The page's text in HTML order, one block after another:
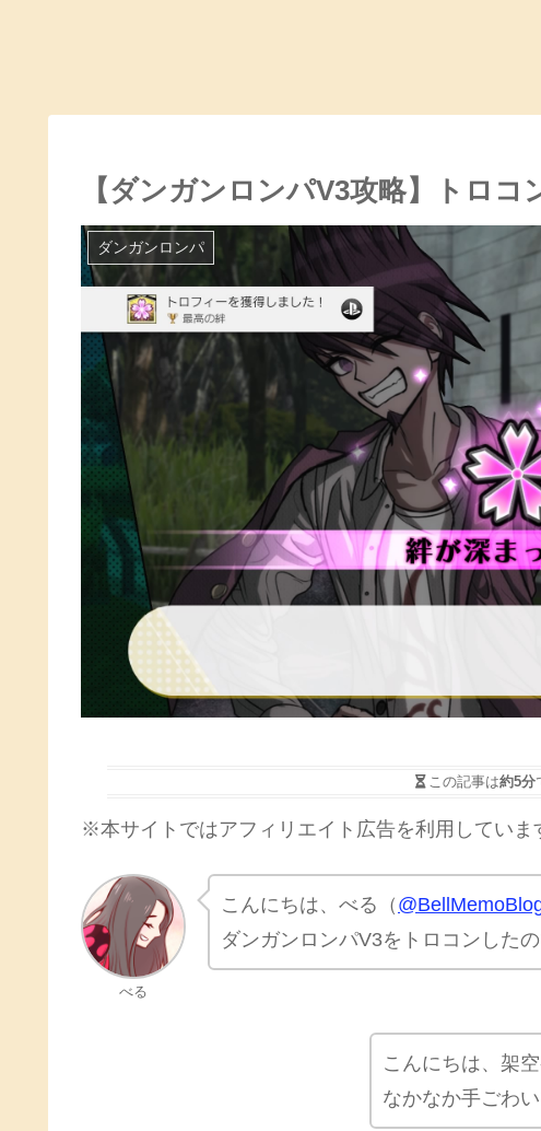
【ダンガンロンパV3攻略】トロ
ダンガンロンパ
この記事は約5分
※本サイトではアフィリエイト広告を利用していま
べる
こんにちは、べる（
ダンガンロンパV3をトロコンした
こんにちは、架
なかなか手ごわ